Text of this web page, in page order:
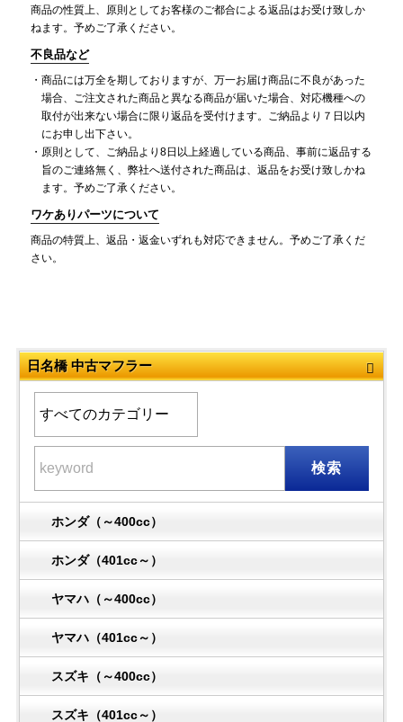
商品の性質上、原則としてお客様のご都合による返品はお受け致しか
ねます。予めご了承ください。
不良品など
商品には万全を期しておりますが、万一お届け商品に不良があった
場合、ご注文された商品と異なる商品が届いた場合、対応機種への
取付が出来ない場合に限り返品を受付けます。ご納品より７日以内
にお申し出下さい。
原則として、ご納品より8日以上経過している商品、事前に返品する
旨のご連絡無く、弊社へ送付された商品は、返品をお受け致しかね
ます。予めご了承ください。
ワケありパーツについて
商品の特質上、返品・返金いずれも対応できません。予めご了承くだ
さい。
日名橋 中古マフラー
検索
ホンダ（～400cc）
ホンダ（401cc～）
ヤマハ（～400cc）
ヤマハ（401cc～）
スズキ（～400cc）
スズキ（401cc～）